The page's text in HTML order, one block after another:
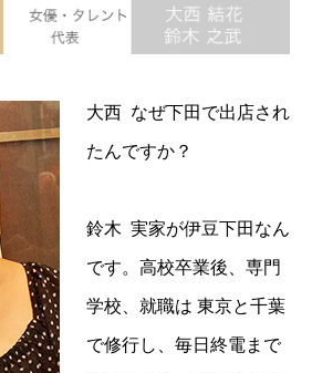
大西 なぜ下田で出店され
たんですか？
鈴木 実家が伊豆下田なん
です。高校卒業後、専門
学校、就職は 東京と千葉
で修行し、毎日終電まで